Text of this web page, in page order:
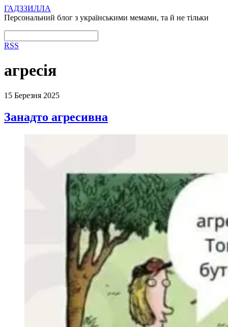
ГАДЗЗИЛЛА
Персональний блог з українськими мемами, та й не тільки
RSS
агресія
15 Березня 2025
Занадто агресивна